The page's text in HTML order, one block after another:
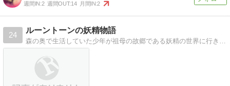
週間IN:2 週間OUT:14 月間IN:2
24
ルーントーンの妖精物語
森の奥で生活していた少年が祖母の故郷である妖精の世界に行き、友人を得て共に大きな敵に向かいながら探索士になるお話です。児童向けファンタジー小説を目指します。